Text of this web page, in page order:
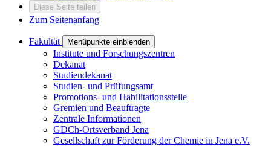
Diese Seite teilen
Zum Seitenanfang
Fakultät Menüpunkte einblenden
Institute und Forschungszentren
Dekanat
Studiendekanat
Studien- und Prüfungsamt
Promotions- und Habilitationsstelle
Gremien und Beauftragte
Zentrale Informationen
GDCh-Ortsverband Jena
Gesellschaft zur Förderung der Chemie in Jena e.V.